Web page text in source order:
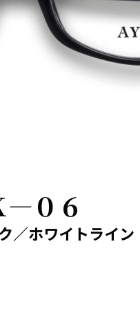
―０６
／ホワイトライン